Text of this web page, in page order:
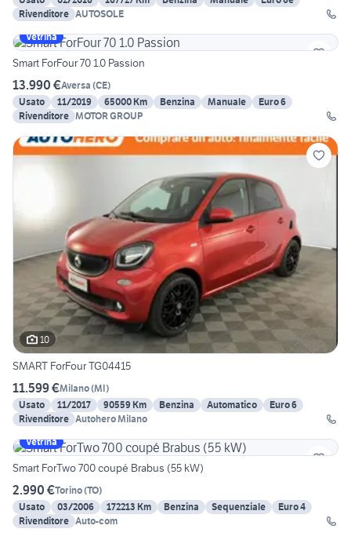
Rivenditore AUTOSOLE
Vetrina
Smart ForFour 70 1.0 Passion
13.990 €Aversa (CE)
Usato
11/2019 65000 Km Benzina Manuale
Euro 6
Rivenditore MOTOR GROUP
10
SMART ForFour TG04415
11.599 €Milano(MI)
Usato
11/2017 90559 Km Benzina Automatico
Euro 6
Rivenditore Autohero Milano
Vetrina
Smart ForTwo 700 coupé Brabus (55 kW)
2.990 €Torino(TO)
Usato
03/2006 172213 Km Benzina Sequenziale
Euro 4
Rivenditore Auto-com